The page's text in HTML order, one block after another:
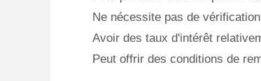
Ne nécessite pas de
Avoir des taux d'intérêt
Peut offrir des conditions de